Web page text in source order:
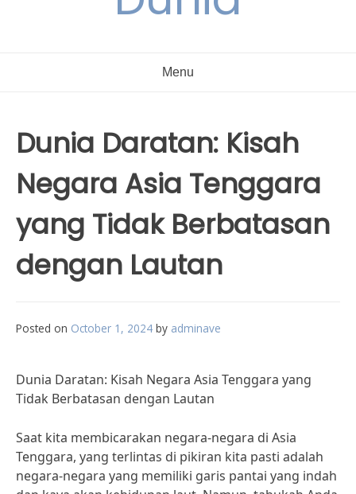
Menu
Dunia Daratan: Kisah
Negara Asia Tenggara
yang Tidak Berbatasan
dengan Lautan
Posted on October 1, 2024 by adminave
Dunia Daratan: Kisah Negara Asia Tenggara yang
Tidak Berbatasan dengan Lautan
Saat kita membicarakan negara-negara di Asia
Tenggara, yang terlintas di pikiran kita pasti adalah
negara-negara yang memiliki garis pantai yang indah